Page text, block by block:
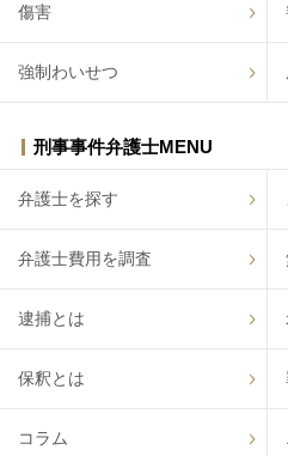
傷害
強制わいせつ
刑事事件弁護士MENU
弁護士を探す
弁護士費用を調査
逮捕とは
保釈とは
コラム